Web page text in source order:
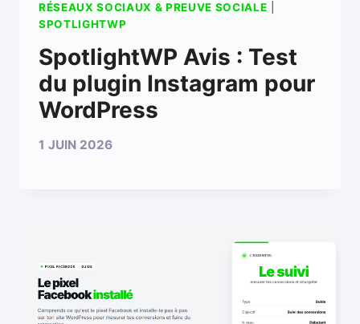
RÉSEAUX SOCIAUX & PREUVE SOCIALE
SPOTLIGHTWP
SpotlightWP Avis : Test
du plugin Instagram pour
WordPress
1 JUIN 2026